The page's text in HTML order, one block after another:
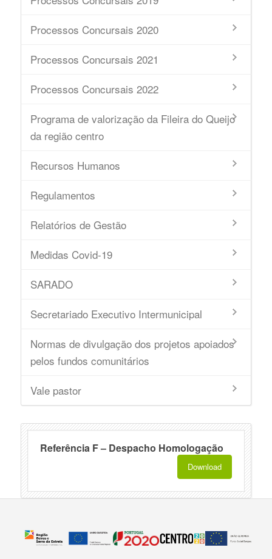
Processos Concursais 2020
Processos Concursais 2021
Processos Concursais 2022
Programa de valorização da Fileira do Queijo
da região centro
Recursos Humanos
Regulamentos
Relatórios de Gestão
Medidas Covid-19
SARADO
Secretariado Executivo Intermunicipal
Normas de divulgação dos projetos apoiados
pelos fundos comunitários
Vale pastor
Referência F – Despacho Homologação
Download